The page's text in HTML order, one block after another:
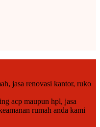
jasa renovasi kantor, ruko
acp maupun hpl, jasa
rumah anda kami